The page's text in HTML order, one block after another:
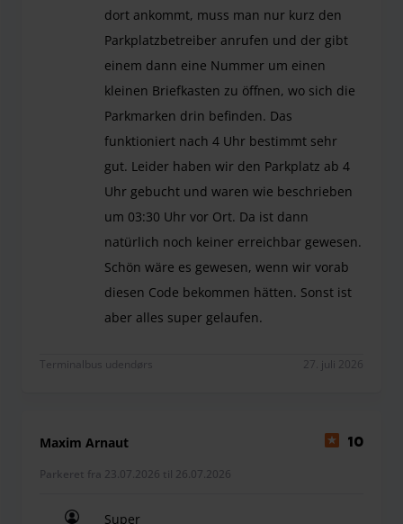
dort ankommt, muss man nur kurz den
Parkplatzbetreiber anrufen und der gibt
einem dann eine Nummer um einen
kleinen Briefkasten zu öffnen, wo sich die
Parkmarken drin befinden. Das
funktioniert nach 4 Uhr bestimmt sehr
gut. Leider haben wir den Parkplatz ab 4
Uhr gebucht und waren wie beschrieben
um 03:30 Uhr vor Ort. Da ist dann
natürlich noch keiner erreichbar gewesen.
Schön wäre es gewesen, wenn wir vorab
diesen Code bekommen hätten. Sonst ist
aber alles super gelaufen.
Terminalbus udendørs 27. juli 2026
Maxim Arnaut 10
Parkeret fra 23.07.2026 til 26.07.2026
Super